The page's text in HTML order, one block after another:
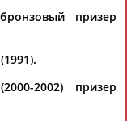
призер
2002) призер